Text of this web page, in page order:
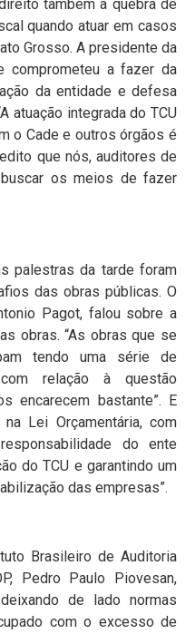
também à quebra de
quando atuar em casos
Grosso. A presidente da
comprometeu a fazer da
da entidade e defesa
atuação integrada do TCU
o Cade e outros órgãos é
que nós, auditores de
os meios de fazer
palestras da tarde foram
das obras públicas. O
Pagot, falou sobre a
obras. “As obras que se
tendo uma série de
relação à questão
encarecem bastante”. E
Lei Orçamentária, com
do ente
do TCU e garantindo um
das empresas”.
Brasileiro de Auditoria
Pedro Paulo Piovesan,
de lado normas
com o excesso de